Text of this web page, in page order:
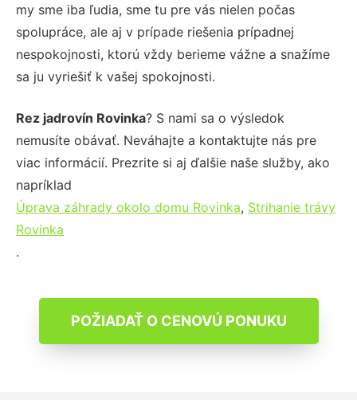
my sme iba ľudia, sme tu pre vás nielen počas
spolupráce, ale aj v prípade riešenia prípadnej
nespokojnosti, ktorú vždy berieme vážne a snažíme
sa ju vyriešiť k vašej spokojnosti.
Rez jadrovín Rovinka? S nami sa o výsledok
nemusíte obávať. Neváhajte a kontaktujte nás pre
viac informácií. Prezrite si aj ďalšie naše služby, ako
napríklad
Úprava záhrady okolo domu Rovinka, Strihanie trávy
Rovinka
.
POŽIADAŤ O CENOVÚ PONUKU